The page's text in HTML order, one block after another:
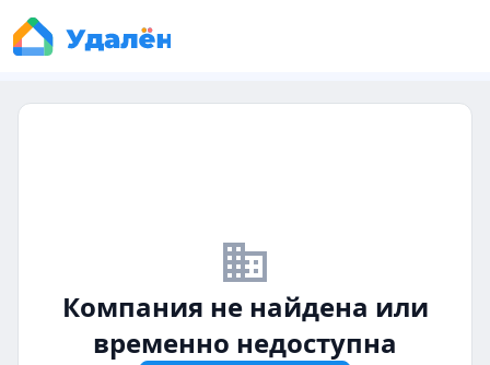
business_off
Компания не найдена или
временно недоступна